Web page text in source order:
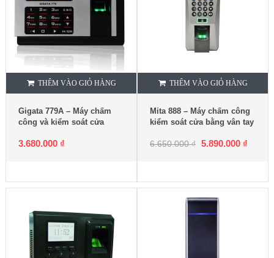
THÊM VÀO GIỎ HÀNG
Gigata 779A – Máy chấm
công và kiểm soát cửa
3.680.000 ₫
THÊM VÀO GIỎ HÀNG
Mita 888 – Máy chấm công
kiểm soát cửa bằng vân tay
6.650.000₫ 5.890.000 ₫